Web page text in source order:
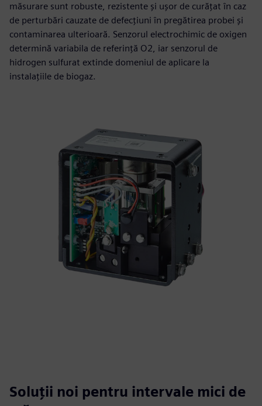
măsurare sunt robuste, rezistente și ușor de curățat în caz
de perturbări cauzate de defecțiuni în pregătirea probei și
contaminarea ulterioară. Senzorul electrochimic de oxigen
determină variabila de referință O2, iar senzorul de
hidrogen sulfurat extinde domeniul de aplicare la
instalațiile de biogaz.
Soluții noi pentru intervale mici de